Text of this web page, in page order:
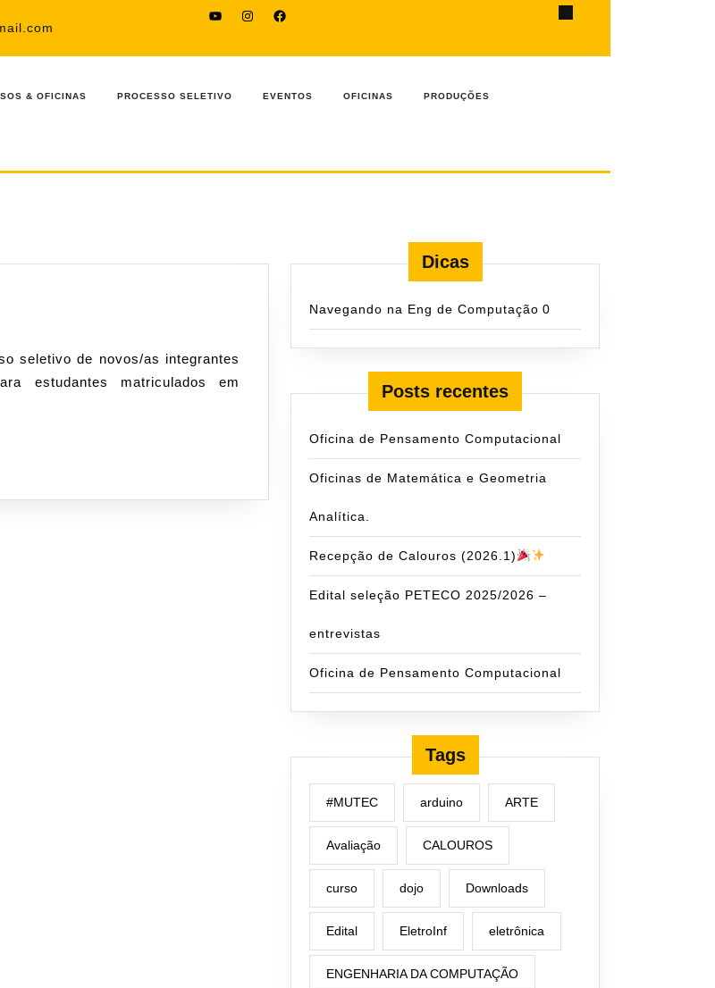
YouTubeInstagramFacebook
& OFICINAS PROCESSO SELETIVO EVENTOS OFICINAS PRODUÇÕES
estudantes matriculados em
Dicas
Navegando na Eng de Computação 0
Posts recentes
Oficina de Pensamento Computacional
Oficinas de Matemática e Geometria
Analítica.
Recepção de Calouros (2026.1)
Edital seleção PETECO 2025/2026 –
entrevistas
Oficina de Pensamento Computacional
Tags
#MUTEC arduino ARTE
Avaliação CALOUROS
curso dojo Downloads
Edital EletroInf eletrônica
ENGENHARIA DA COMPUTAÇÃO